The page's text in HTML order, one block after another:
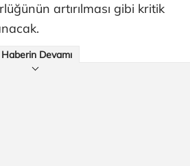
artırılması gibi kritik
Haberin Devamı